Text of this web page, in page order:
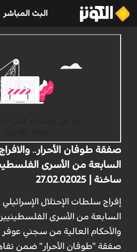
البث المباشر
صفقة طوفان الأحرار..
السابعة من الأسرى
ساخنة | 27.02.02025
إفراج سلطات الإحتلال
السابعة من الأسرى
والأحكام العالية من سجني
صفقة "طوفان الأحرار" ضمن